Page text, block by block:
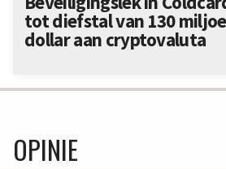
tot diefstal van 130
dollar aan cryptovaluta
OPINIE